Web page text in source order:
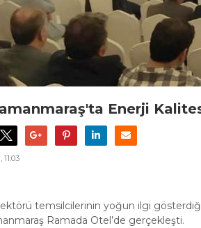
Enerji
temsilcilerinin yoğun ilgi
Ramada Otel’de gerçekleşti.